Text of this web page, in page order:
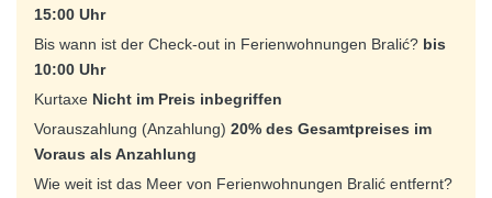
15:00 Uhr
Bis wann ist der Check-out in Ferienwohnungen Bralić? bis
10:00 Uhr
Kurtaxe Nicht im Preis inbegriffen
Vorauszahlung (Anzahlung) 20% des Gesamtpreises im
Voraus als Anzahlung
Wie weit ist das Meer von Ferienwohnungen Bralić entfernt?